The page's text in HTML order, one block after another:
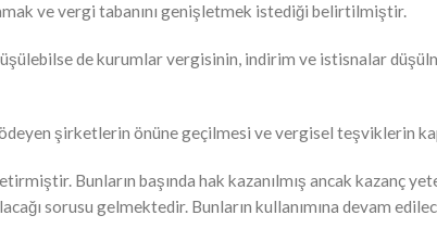
ve vergi tabanını genişletmek istediği belirtilmiştir.
de kurumlar vergisinin, indirim ve istisnalar
şirketlerin önüne geçilmesi ve vergisel teşviklerin
Bunların başında hak kazanılmış ancak kazanç
sorusu gelmektedir. Bunların kullanımına devam